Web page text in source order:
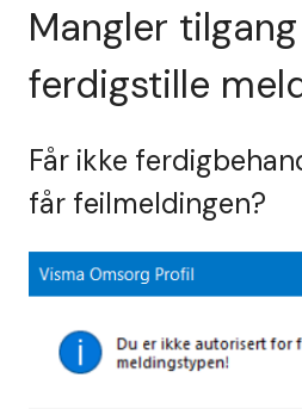
Mangler
ferdigstille
Får ikke
får feilmeldingen?